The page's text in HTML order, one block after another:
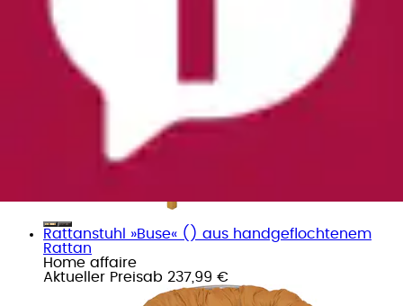
Rattanstuhl »Buse« () aus handgeflochtenem
Rattan
Home affaire
Aktueller Preisab 237,99 €